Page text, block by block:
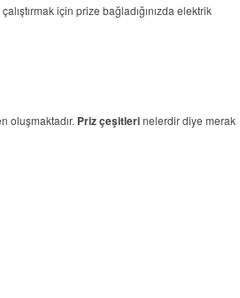
için prize bağladığınızda elektrik
oluşmaktadır. Priz çeşitlerinelerdir diye merak